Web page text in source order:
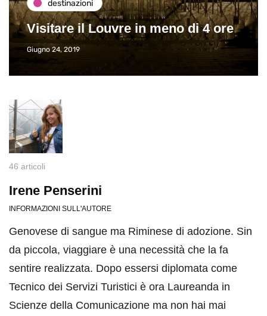
destinazioni
Visitare il Louvre in meno di 4 ore
Giugno 24, 2019
46 articoli
Irene Penserini
INFORMAZIONI SULL'AUTORE
Genovese di sangue ma Riminese di adozione. Sin
da piccola, viaggiare è una necessità che la fa
sentire realizzata. Dopo essersi diplomata come
Tecnico dei Servizi Turistici è ora Laureanda in
Scienze della Comunicazione ma non hai mai